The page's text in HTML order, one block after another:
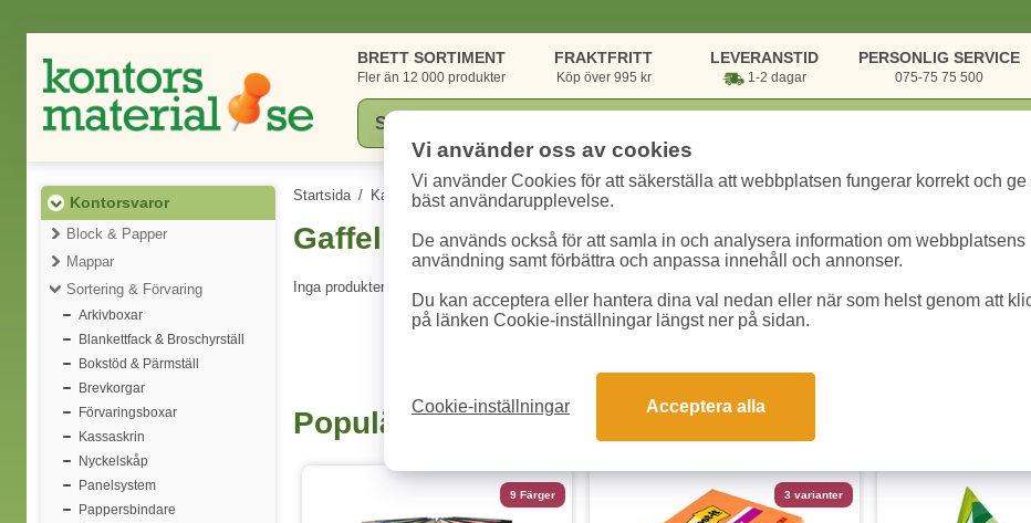
BRETT SORTIMENT
Fler än 12 000 produkter
FRAKTFRITT
Köp över 995 kr
LEVERANSTID
1-2 dagar
PERSONLIG SERVICE
075-75 75 500
Kontorsvaror
Block & Papper
Mappar
Sortering & Förvaring
Arkivboxar
Blankettfack & Broschyrställ
Bokstöd & Pärmställ
Brevkorgar
Förvaringsboxar
Kassaskrin
Nyckelskåp
Panelsystem
Pappersbindare
Startsida / Kategorier / Kontorsvaror / Sortering & Förvaring Gaffelpärm- Trärygg standard
Gaffelpärm- Trärygg standard
Inga produkter att visa.
Populära produkter
9 Färger 3 varianter
Vi använder oss av cookies
Vi använder Cookies för att säkerställa att webbplatsen fungerar korrekt och ge
bäst användarupplevelse.
De används också för att samla in och analysera information om webbplatsens
användning samt förbättra och anpassa innehåll och annonser.
Du kan acceptera eller hantera dina val nedan eller när som helst genom att
på länken Cookie-inställningar längst ner på sidan.
Cookie-inställningar Acceptera alla